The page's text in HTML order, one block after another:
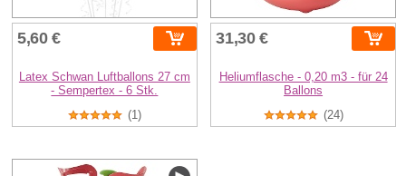
5,60 €
Latex Schwan Luftballons 27 cm
- Sempertex - 6 Stk.
(1)
31,30 €
Heliumflasche - 0,20 m3 - für 24
Ballons
(24)